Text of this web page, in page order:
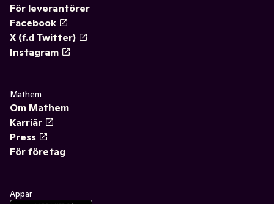
För leverantörer
Facebook
X (f.d Twitter)
Instagram
Mathem
Om Mathem
Karriär
Press
För företag
Appar